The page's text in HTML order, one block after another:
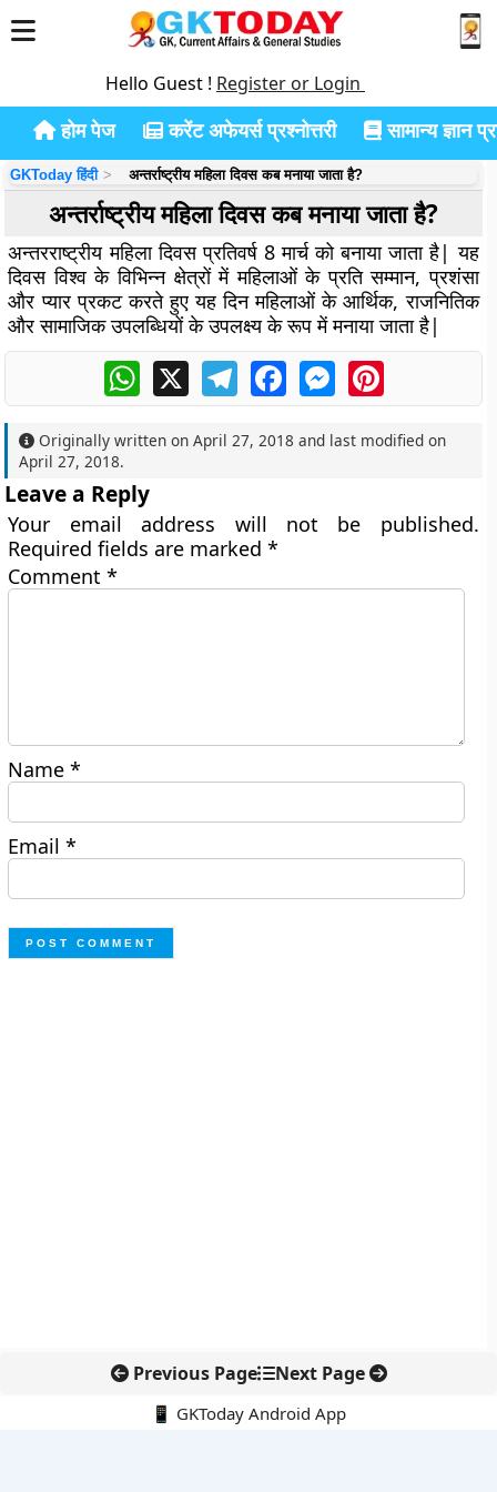
Hello Guest ! Register or Login
होम पेज करेंट अफेयर्स प्रश्नोत्तरी सामान्य ज्ञान
GKToday हिंदी अन्तर्राष्ट्रीय महिला दिवस कब मनाया जाता है?
अन्तर्राष्ट्रीय महिला दिवस कब मनाया जाता है?
अन्तरराष्ट्रीय महिला दिवस प्रतिवर्ष 8 मार्च को बनाया जाता है| यह
दिवस विश्व के विभिन्न क्षेत्रों में महिलाओं के प्रति सम्मान, प्रशंसा
और प्यार प्रकट करते हुए यह दिन महिलाओं के आर्थिक, राजनितिक
और सामाजिक उपलब्धियों के उपलक्ष्य के रूप में मनाया जाता है|
WhatsApp
X TelegramFacebookMessengerPinterest
Originally written onApril 27, 2018 and last modified on
April 27, 2018.
Leave a Reply
Your email address will not be published.
Required fields are marked*
Comment*
Name*
Email*
Previous Page Next Page
📱 GKToday Android App